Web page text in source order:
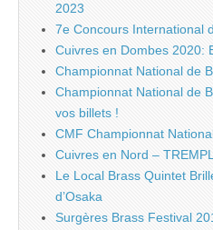
2023
7e Concours International
Cuivres en Dombes 2020:
Championnat National de
Championnat National de
vos billets !
CMF Championnat
Cuivres en Nord –
Le Local Brass Quintet
d’Osaka
Surgères Brass Festival